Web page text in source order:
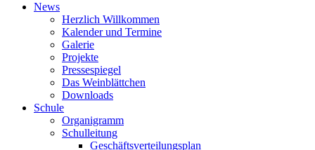
News
Herzlich Willkommen
Kalender und Termine
Galerie
Projekte
Pressespiegel
Das Weinblättchen
Downloads
Schule
Organigramm
Schulleitung
Geschäftsverteilungsplan